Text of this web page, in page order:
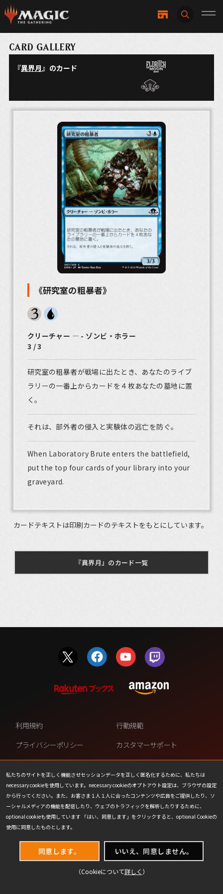
CARD GALLERY
『異界月』のカード
《研究室の粗暴者》
クリーチャー ― - ゾンビ・ホラー
3 / 3
研究室の粗暴者が戦場に出たとき、あなたのライブ
ラリーの一番上からカードを４枚あなたの墓地に置
く。
それは、部外者の侵入と実験体の逃亡を防ぐ。
When Laboratory Brute enters the battlefield,
put the top four cards of your library into your
graveyard.
カードテキストは印刷カードのテキストをもとにしています。
『異界月』のカード一覧
私たちのサイトを正しく機能させセッションデータを正しく匿名化するために、私たちは
necessary cookieを使用しています。necessary cookieのオプトアウト設定は、ブラウザの設定
から行ってください。また、お客さま１人１人に合ったコンテンツや広告をご提供したり、ソ
ーシャルメディアの機能を配信したり、ウェブのトラフィックを解析したりするために、
optional cookieも使用しています 「はい、同意します」をクリックすると、optional Cookieの
使用に同意したものとします。
同意します。 いいえ、同意しません。
（Cookieについて詳しく ）
利用規約
行動規範
プライバシーポリシー
カスタマーサポート
ファンコンテンツ・ポリシー
個人情報の販売や共有を許可し
ない
COOKIE
プレスリリース
会社情報
お問い合わせ